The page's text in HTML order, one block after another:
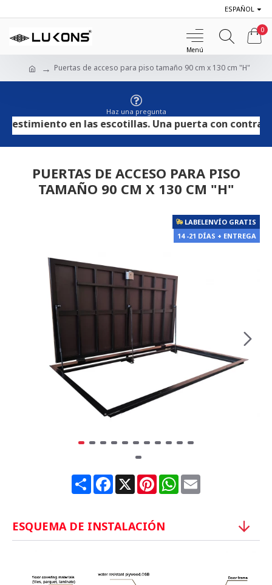
ESPAÑOL
0
Puertas de acceso para piso tamaño 90 cm x 130 cm "H"
Haz una pregunta
en las escotillas. Una puerta con
PUERTAS DE ACCESO PARA PISO
TAMAÑO 90 CM X 130 CM "H"
LABELENVÍO GRATIS
14 -21 DÍAS + ENTREGA
ShareFacebook
X PinterestWhatsApp
Email
ESQUEMA DE INSTALACIÓN